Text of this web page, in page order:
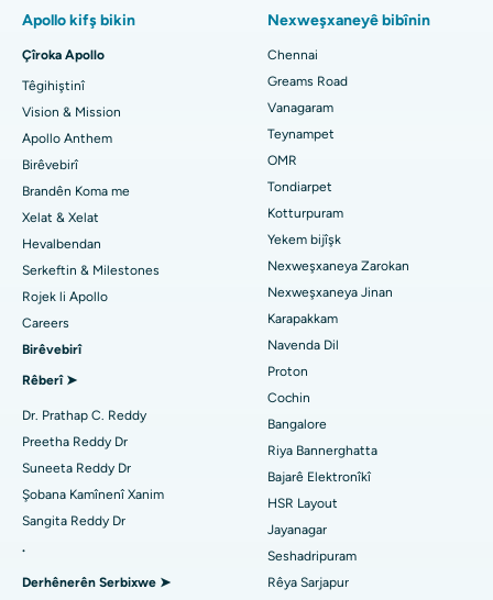
Diranpispor Bibîne
Pediatriyê Bibîne
Dermatolog bibîne
Urolog bibîne
Diyabetolog bibîne
Jinekolog Bibîne
Nexweşxaneya herî baş li PH Road, Chennai
Navenda Dil a Herî Baş li Thousand Lights, Chennai
Nexweşxaneya herî baş li Jubilee Hills, Hyderabad
Nexweşxaneya herî baş li Tondiarpet, Chennai
Nexweşxaneya herî baş li Kotturpuram, Chennai
Nexweşxaneya çêtirîn li Kovai Road, Karur
Nexweşxaneya herî baş li Karapakkam, Chennai
Nexweşxaneya herî baş li Arilova, Vizag
Nexweşxaneya herî baş li Kanpur Road, Lucknow
Nexweşxaneya herî baş li Sektora-26, Noida
Nexweşxaneya herî baş li Gandhinagar, Ahmedabad
Nexweşxaneya herî baş li Aragonda, Andhra Pradesh
Gastrectomy
Neştergeriya Lasikê
Rhinoplasty
Liposuction
Angiogram Coronary
Veguheztina Valveya Aortê ya Transkateterê
Çakkirina Vana MitraClip
Ablation kateter
Veguhestina erikê Berepaş
Apollo kifş bikin
Çîroka Apollo
Têgihiştinî
Vision & Mission
Apollo Anthem
Birêvebirî
Brandên Koma me
Xelat & Xelat
Hevalbendan
Serkeftin & Milestones
Rojek li Apollo
Careers
Birêvebirî
Rêberî ➤
Dr. Prathap C. Reddy
Preetha Reddy Dr
Suneeta Reddy Dr
Şobana Kamînenî Xanim
Sangita Reddy Dr
.
Derhênerên Serbixwe ➤
Nexweşxaneyê bibînin
Chennai
Greams Road
Vanagaram
Teynampet
OMR
Tondiarpet
Kotturpuram
Yekem bijîşk
Nexweşxaneya Zarokan
Nexweşxaneya Jinan
Karapakkam
Navenda Dil
Proton
Cochin
Bangalore
Riya Bannerghatta
Bajarê Elektronîkî
HSR Layout
Jayanagar
Seshadripuram
Rêya Sarjapur